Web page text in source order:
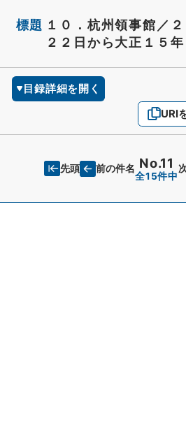
標題 １０．杭州領事館／
２２日から大正１５
目録詳細を開く
URI
先頭 前の件名 No.11
全15件中